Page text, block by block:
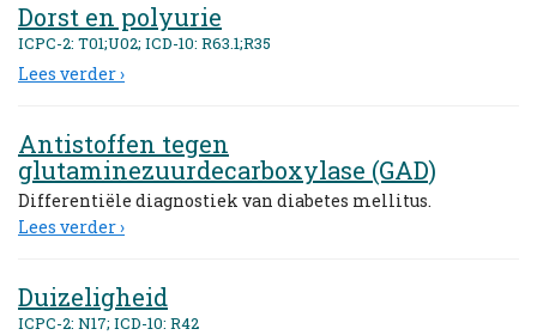
Dorst en polyurie
ICPC-2: T01;U02; ICD-10: R63.1;R35
Lees verder ›
Antistoffen tegen
glutaminezuurdecarboxylase (GAD)
Differentiële diagnostiek van diabetes mellitus.
Lees verder ›
Duizeligheid
ICPC-2: N17; ICD-10: R42